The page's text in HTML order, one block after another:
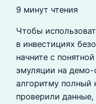
9 минут чтения
Чтобы
в инвестициях
начните с
эмуляции на демо-
алгоритму полный
проверили